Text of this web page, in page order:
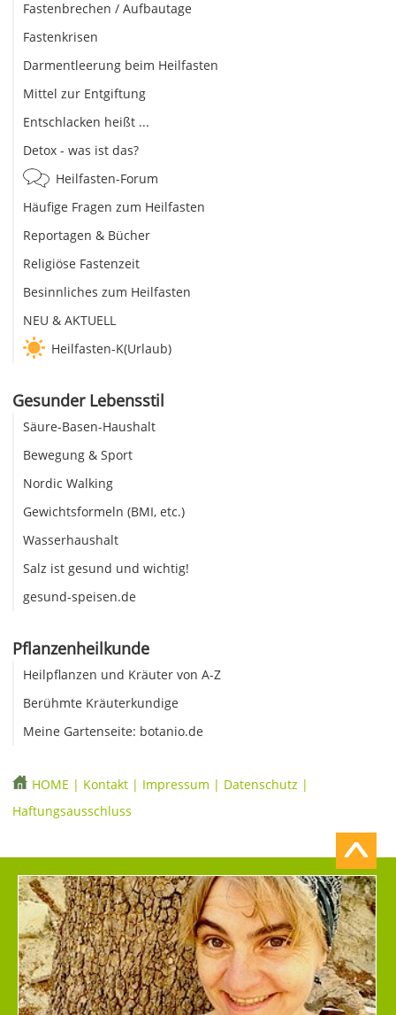
Fastenbrechen / Aufbautage
Fastenkrisen
Darmentleerung beim Heilfasten
Mittel zur Entgiftung
Entschlacken heißt ...
Detox - was ist das?
Heilfasten-Forum
Häufige Fragen zum Heilfasten
Reportagen & Bücher
Religiöse Fastenzeit
Besinnliches zum Heilfasten
NEU & AKTUELL
Heilfasten-K(Urlaub)
Gesunder Lebensstil
Säure-Basen-Haushalt
Bewegung & Sport
Nordic Walking
Gewichtsformeln (BMI, etc.)
Wasserhaushalt
Salz ist gesund und wichtig!
gesund-speisen.de
Pflanzenheilkunde
Heilpflanzen und Kräuter von A-Z
Berühmte Kräuterkundige
Meine Gartenseite: botanio.de
HOME | Kontakt | Impressum | Datenschutz |
Haftungsausschluss